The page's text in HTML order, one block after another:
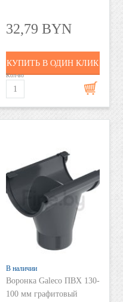
32,79 BYN
Кол-во
КУПИТЬ В ОДИН КЛИК
В наличии
Воронка Galeco ПВХ 130-
100 мм графитовый